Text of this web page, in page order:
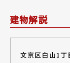
建物解説
文京区白山1丁